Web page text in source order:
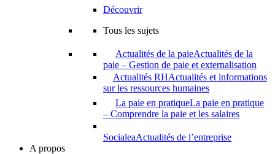
Découvrir
Tous les sujets
Actualités de la paieActualités de la
paie – Gestion de paie et externalisation
Actualités RHActualités et informations
sur les ressources humaines
La paie en pratiqueLa paie en pratique
– Comprendre la paie et les salaires
SocialeaActualités de l’entreprise
A propos